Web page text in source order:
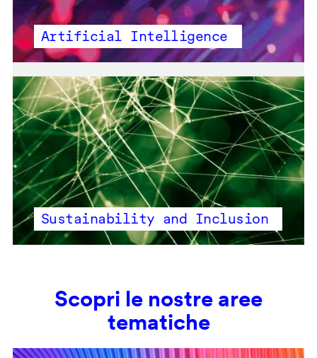
Artificial Intelligence
Sustainability and Inclusion
Scopri le nostre aree
tematiche